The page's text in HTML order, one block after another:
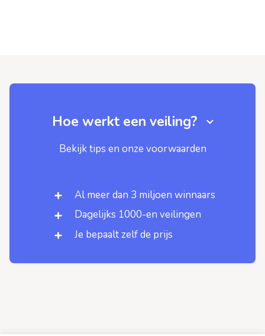
Hoe werkt een veiling?
Bekijk tips en onze voorwaarden
Al meer dan 3 miljoen winnaars
Dagelijks 1000-en veilingen
Je bepaalt zelf de prijs